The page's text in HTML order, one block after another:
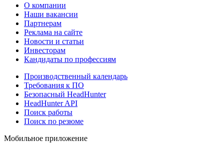
О компании
Наши вакансии
Партнерам
Реклама на сайте
Новости и статьи
Инвесторам
Кандидаты по профессиям
Производственный календарь
Требования к ПО
Безопасный HeadHunter
HeadHunter API
Поиск работы
Поиск по резюме
Мобильное приложение